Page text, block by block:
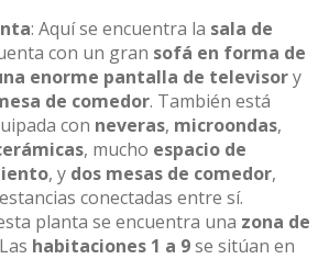
: Aquí se encuentra la sala de
con un gran sofá en forma de
enorme pantalla de televisory
de comedor. También está
con neveras, microondas,
, mucho espacio de
, y dos mesas de comedor,
conectadas entre sí.
planta se encuentra una zona de
habitaciones 1 a 9se sitúan en